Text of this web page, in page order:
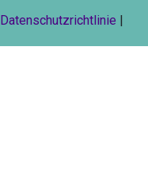
Datenschutzrichtlinie |